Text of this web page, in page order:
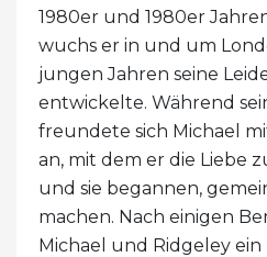
1980er und 1980er
wuchs er in und um
jungen Jahren seine
entwickelte. Während
freundete sich Michael
an, mit dem er die Liebe
und sie begannen,
machen. Nach einigen
Michael und Ridgeley